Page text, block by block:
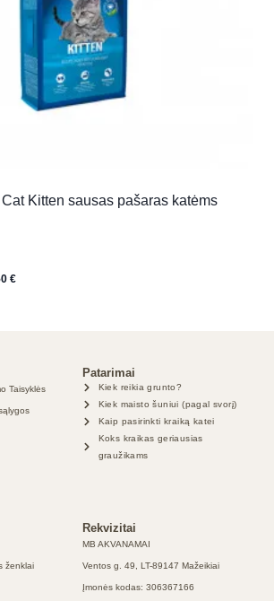
Kitten sausas pašaras katėms
€
Taisyklės
Patarimai
Kiek reikia grunto?
Kiek maisto šuniui (pagal svorį)
Kaip pasirinkti kraiką katei
Koks kraikas geriausias
graužikams
ženklai
Rekvizitai
MB AKVANAMAI
Ventos g. 49, LT-89147 Mažeikiai
Įmonės kodas: 306367166